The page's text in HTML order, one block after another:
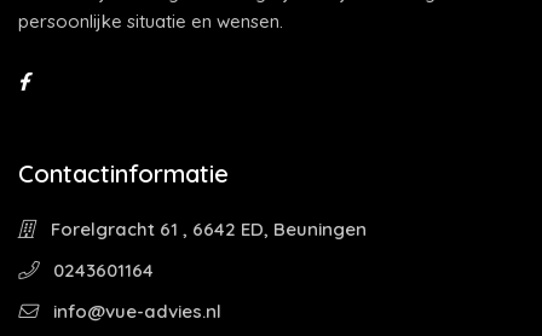
persoonlijke situatie en wensen.
Contactinformatie
Forelgracht 61 , 6642 ED, Beuningen
0243601164
info@vue-advies.nl